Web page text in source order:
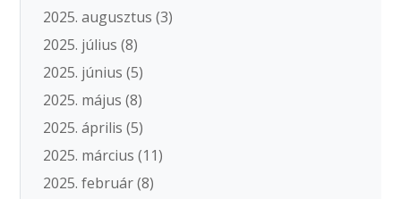
2025. augusztus (3)
2025. július (8)
2025. június (5)
2025. május (8)
2025. április (5)
2025. március (11)
2025. február(8)